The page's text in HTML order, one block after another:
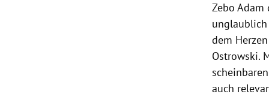
Zebo
unglaublich
dem
Ostrowski.
auch